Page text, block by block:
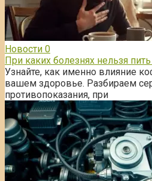
Новости 0
При каких болезнях нельзя
Узнайте, как именно влияние
вашем здоровье. Разбираем
противопоказания, при